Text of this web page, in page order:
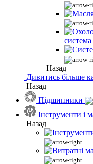
система
Назад
Дивитись більше
Назад
Підшипники
Інструменти і
Назад